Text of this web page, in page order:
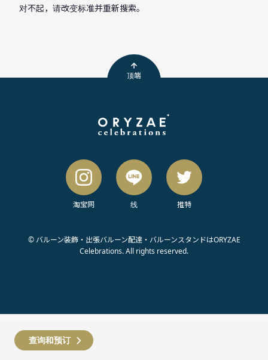
对不起，请改变标准并重新搜索。
顶端
淘宝网 线 推特
© バルーン装飾・出張バルーン配達・バルーンスタンドはORYZAE
Celebrations. All rights reserved.
查询和预订